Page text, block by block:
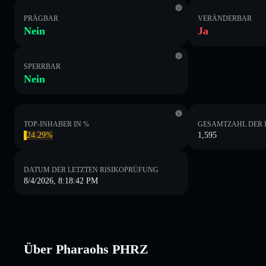
PRÄGBAR
Nein
VERÄNDERBAR
Ja
SPERRBAR
Nein
TOP-INHABER IN %
24.29%
GESAMTZAHL DER
1,595
DATUM DER LETZTEN RISIKOPRÜFUNG
8/4/2026, 8:18:42 PM
Über Pharaohs PHRZ